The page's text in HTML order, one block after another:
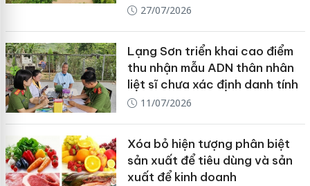
27/07/2026
Lạng Sơn triển khai cao điểm
thu nhận mẫu ADN thân nhân
liệt sĩ chưa xác định danh tính
11/07/2026
Xóa bỏ hiện tượng phân biệt
sản xuất để tiêu dùng và sản
xuất để kinh doanh